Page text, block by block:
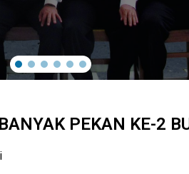
PEKAN KE-2